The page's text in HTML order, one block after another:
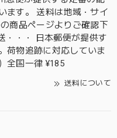
ます。 送料は地域・サイ
商品ページよりご確認下
・・・ 日本郵便が提供す
荷物追跡に対応していま
全国一律 ¥185
送料について